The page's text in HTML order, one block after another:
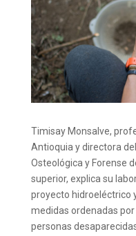
Timisay Monsalve,
Antioquia y directora
Osteológica y Forense
superior, explica su
proyecto hidroeléctrico
medidas ordenadas
personas